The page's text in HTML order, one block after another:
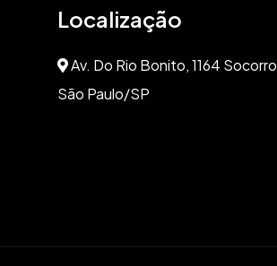
Localização
Av. Do Rio Bonito, 1164 Socorro
São Paulo/SP